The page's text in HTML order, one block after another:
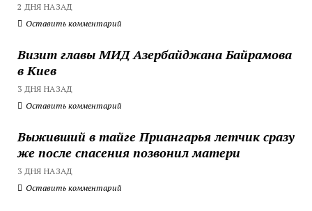
2 ДНЯ НАЗАД
Оставить комментарий
Визит главы МИД Азербайджана Байрамова
в Киев
3 ДНЯ НАЗАД
Оставить комментарий
Выживший в тайге Приангарья летчик сразу
же после спасения позвонил матери
3 ДНЯ НАЗАД
Оставить комментарий